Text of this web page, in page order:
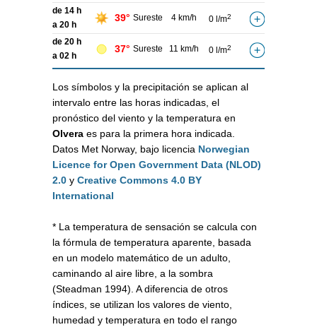
de 14 h
a 20 h
39° Sureste 4 km/h 0 l/m2
de 20 h
a 02 h
37° Sureste 11 km/h 0 l/m2
Los símbolos y la precipitación se aplican al
intervalo entre las horas indicadas, el
pronóstico del viento y la temperatura en
Olvera es para la primera hora indicada.
Datos Met Norway, bajo licencia Norwegian
Licence for Open Government Data (NLOD)
2.0 y Creative Commons 4.0 BY
International
* La temperatura de sensación se calcula con
la fórmula de temperatura aparente, basada
en un modelo matemático de un adulto,
caminando al aire libre, a la sombra
(Steadman 1994). A diferencia de otros
índices, se utilizan los valores de viento,
humedad y temperatura en todo el rango